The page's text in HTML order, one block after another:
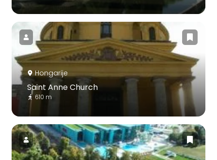
Hongarije
Saint Anne Church
610 m